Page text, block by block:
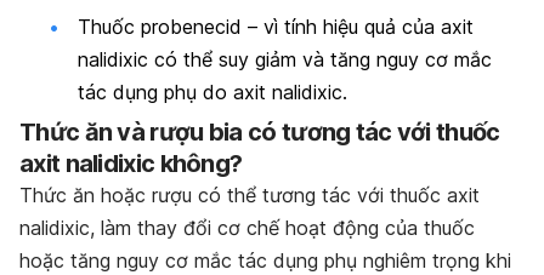
Thuốc probenecid – vì tính hiệu quả của axit
nalidixic có thể suy giảm và tăng nguy cơ mắc
tác dụng phụ do axit nalidixic.
Thức ăn và rượu bia có tương tác với thuốc
axit nalidixic không?
Thức ăn hoặc rượu có thể tương tác với thuốc axit
nalidixic, làm thay đổi cơ chế hoạt động của thuốc
hoặc tăng nguy cơ mắc tác dụng phụ nghiêm trọng khi